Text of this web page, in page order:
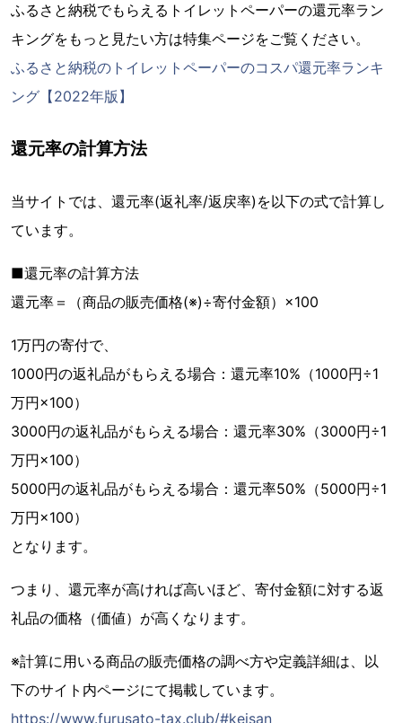
ふるさと納税でもらえるトイレットペーパーの還元率ラン
キングをもっと見たい方は特集ページをご覧ください。
ふるさと納税のトイレットペーパーのコスパ還元率ランキ
ング【2022年版】
還元率の計算方法
当サイトでは、還元率(返礼率/返戻率)を以下の式で計算し
ています。
■還元率の計算方法
還元率＝（商品の販売価格(※)÷寄付金額）×100
1万円の寄付で、
1000円の返礼品がもらえる場合：還元率10%（1000円÷1
万円×100）
3000円の返礼品がもらえる場合：還元率30%（3000円÷1
万円×100）
5000円の返礼品がもらえる場合：還元率50%（5000円÷1
万円×100）
となります。
つまり、還元率が高ければ高いほど、寄付金額に対する返
礼品の価格（価値）が高くなります。
※計算に用いる商品の販売価格の調べ方や定義詳細は、以
下のサイト内ページにて掲載しています。
https://www.furusato-tax.club/#keisan